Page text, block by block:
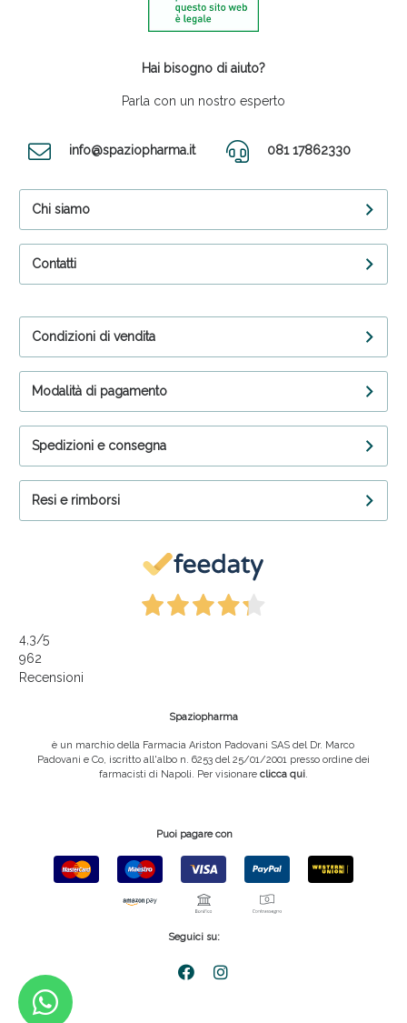
Hai bisogno di aiuto?
Parla con un nostro esperto
info@spaziopharma.it 081 17862330
Chi siamo
Contatti
Condizioni di vendita
Modalità di pagamento
Spedizioni e consegna
Resi e rimborsi
4,3/5
962
Recensioni
Spaziopharma
è un marchio della Farmacia Ariston Padovani SAS del Dr. Marco
Padovani e Co, iscritto all'albo n. 6253 del 25/01/2001 presso ordine dei
farmacisti di Napoli. Per visionare clicca qui.
Puoi pagare con
Seguici su: